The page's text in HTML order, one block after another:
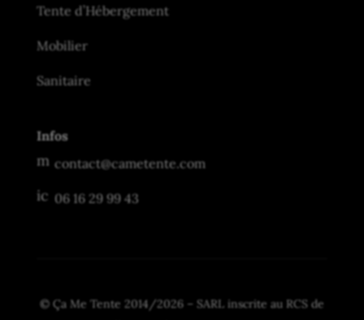
Tente d’Hébergement
Mobilier
Sanitaire
Infos
m
sa
g
contact@cametente.com
ic
n
e
06 16 29 99 43
© Ça Me Tente 2014/2026 – SARL inscrite au RCS de